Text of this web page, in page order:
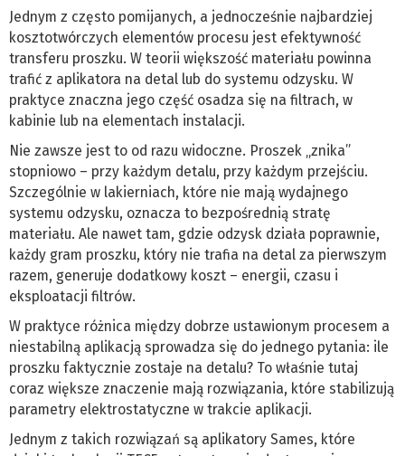
Jednym z często pomijanych, a jednocześnie najbardziej
kosztotwórczych elementów procesu jest efektywność
transferu proszku. W teorii większość materiału powinna
trafić z aplikatora na detal lub do systemu odzysku. W
praktyce znaczna jego część osadza się na filtrach, w
kabinie lub na elementach instalacji.
Nie zawsze jest to od razu widoczne. Proszek „znika”
stopniowo – przy każdym detalu, przy każdym przejściu.
Szczególnie w lakierniach, które nie mają wydajnego
systemu odzysku, oznacza to bezpośrednią stratę
materiału. Ale nawet tam, gdzie odzysk działa poprawnie,
każdy gram proszku, który nie trafia na detal za pierwszym
razem, generuje dodatkowy koszt – energii, czasu i
eksploatacji filtrów.
W praktyce różnica między dobrze ustawionym procesem a
niestabilną aplikacją sprowadza się do jednego pytania: ile
proszku faktycznie zostaje na detalu? To właśnie tutaj
coraz większe znaczenie mają rozwiązania, które stabilizują
parametry elektrostatyczne w trakcie aplikacji.
Jednym z takich rozwiązań są aplikatory Sames, które